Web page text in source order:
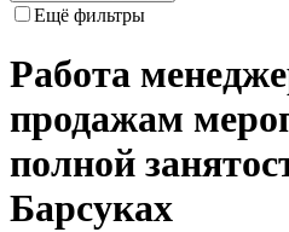
Ещё фильтры
Работа
продажам
полной
Барсуках